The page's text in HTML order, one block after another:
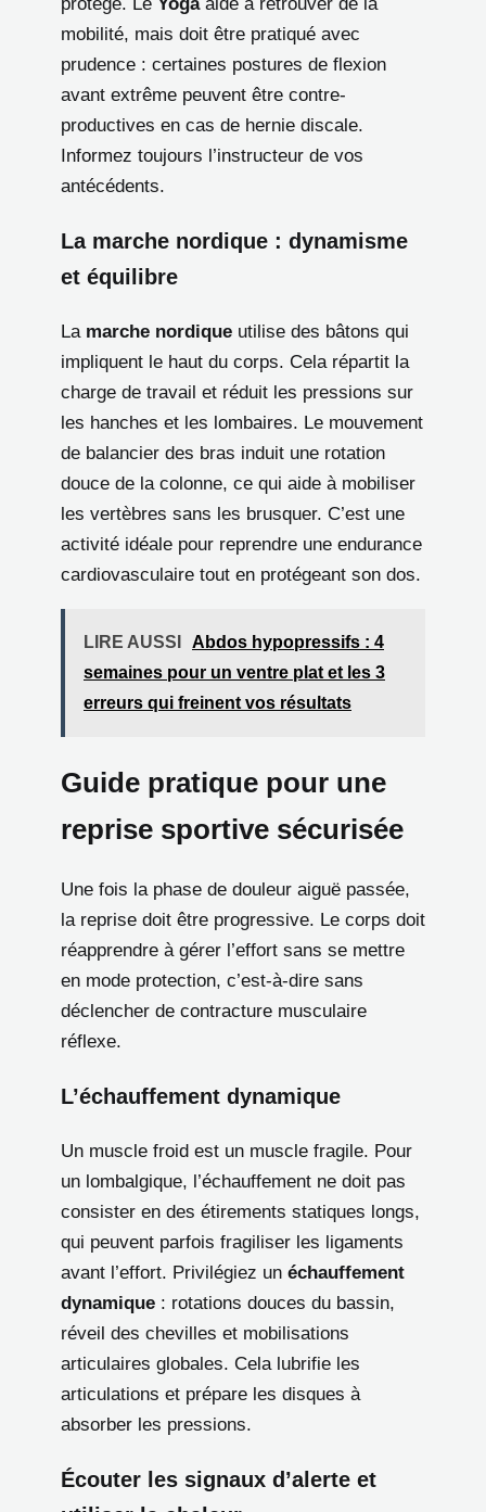
protégé. Le Yogaaide à retrouver de la
mobilité, mais doit être pratiqué avec
prudence : certaines postures de flexion
avant extrême peuvent être contre-
productives en cas de hernie discale.
Informez toujours l’instructeur de vos
antécédents.
La marche nordique : dynamisme
et équilibre
La marche nordique utilise des bâtons qui
impliquent le haut du corps. Cela répartit la
charge de travail et réduit les pressions sur
les hanches et les lombaires. Le mouvement
de balancier des bras induit une rotation
douce de la colonne, ce qui aide à mobiliser
les vertèbres sans les brusquer. C’est une
activité idéale pour reprendre une endurance
cardiovasculaire tout en protégeant son dos.
LIRE AUSSI
Abdos hypopressifs : 4
semaines pour un ventre plat et les 3
erreurs qui freinent vos résultats
Guide pratique pour une
reprise sportive sécurisée
Une fois la phase de douleur aiguë passée,
la reprise doit être progressive. Le corps doit
réapprendre à gérer l’effort sans se mettre
en mode protection, c’est-à-dire sans
déclencher de contracture musculaire
réflexe.
L’échauffement dynamique
Un muscle froid est un muscle fragile. Pour
un lombalgique, l’échauffement ne doit pas
consister en des étirements statiques longs,
qui peuvent parfois fragiliser les ligaments
avant l’effort. Privilégiez un échauffement
dynamique : rotations douces du bassin,
réveil des chevilles et mobilisations
articulaires globales. Cela lubrifie les
articulations et prépare les disques à
absorber les pressions.
Écouter les signaux d’alerte et